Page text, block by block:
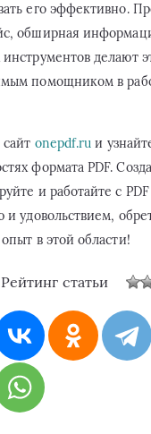
его эффективно.
обширная
делают
помощником в
onepdf.ru и
формата PDF.
и работайте с
и удовольствием,
в этой области!
Рейтинг статьи